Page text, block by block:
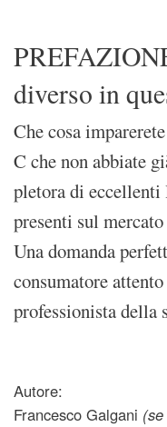
diverso in
Che cosa
C che non abbiate
pletora di
presenti sul
Una domanda
consumatore
professionista della
about Vitamina C - Il
Autore:
Francesco Galgani